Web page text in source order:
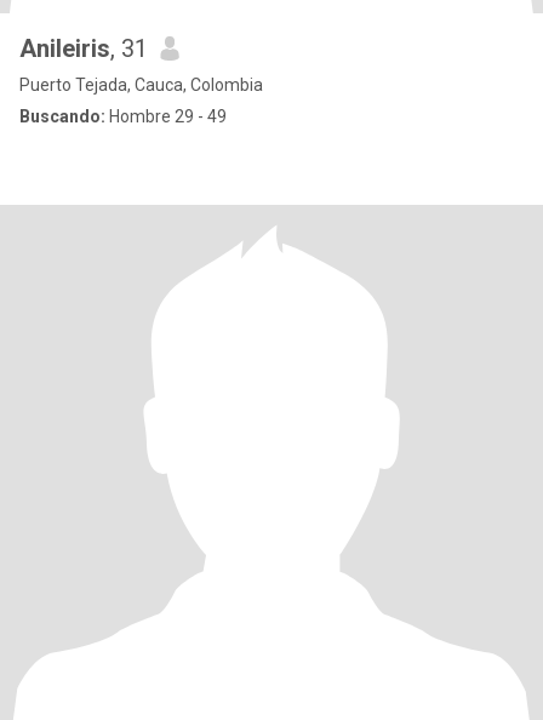
Anileiris, 31
Puerto Tejada, Cauca, Colombia
Buscando: Hombre 29 - 49